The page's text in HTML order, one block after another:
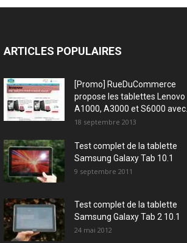
ARTICLES POPULAIRES
[Promo] RueDuCommerce
propose les tablettes Lenovo
A1000, A3000 et S6000 avec...
18 septembre 2013
Test complet de la tablette
Samsung Galaxy Tab 10.1
9 septembre 2011
Test complet de la tablette
Samsung Galaxy Tab 2 10.1
24 mai 2012